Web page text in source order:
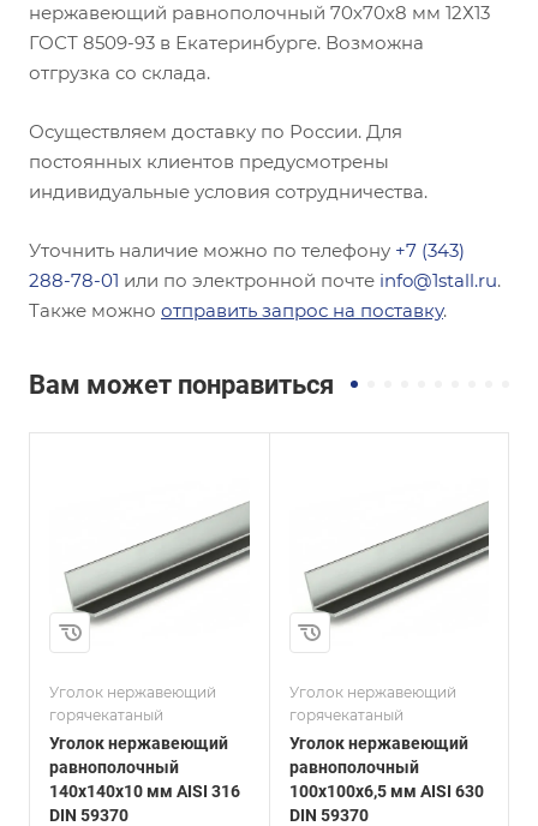
нержавеющий равнополочный 70х70х8 мм 12Х13
ГОСТ 8509-93 в Екатеринбурге. Возможна
отгрузка со склада.
Осуществляем доставку по России. Для
постоянных клиентов предусмотрены
индивидуальные условия сотрудничества.
Уточнить наличие можно по телефону +7 (343)
288-78-01 или по электронной почте info@1stall.ru.
Также можно отправить запрос на поставку.
Вам может понравиться
Уголок нержавеющий
горячекатаный
Уголок нержавеющий
равнополочный
140х140х10 мм AISI 316
DIN 59370
Равнополочный
Высота, мм
100
Толщина, мм
6,5
ГОСТ, ТУ
DIN 59370
Поверхность
Зеркальная
Уголок нержавеющий
горячекатаный
Уголок нержавеющий
равнополочный
100х100х6,5 мм AISI 630
DIN 59370
Неравнополочны
Высота, мм
90
Толщина, мм
AISI 430
ГОСТ, ТУ
DIN 59370
Поверхность
Полированная